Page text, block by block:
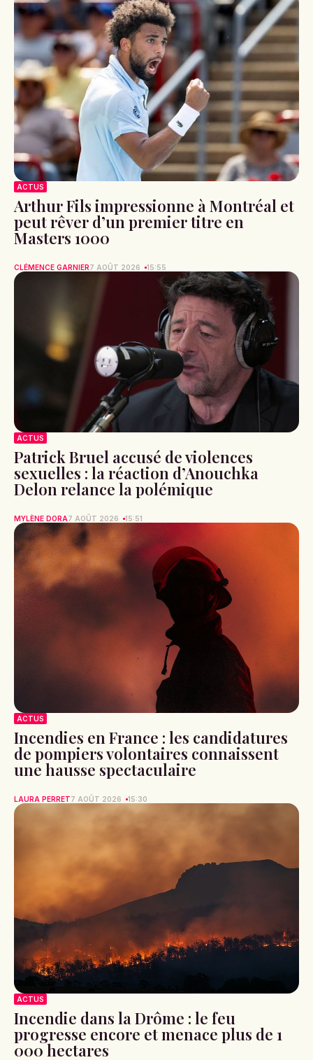
ACTUS
Arthur Fils impressionne à Montréal et
peut rêver d’un premier titre en
Masters 1000
CLÉMENCE GARNIER7 AOÛT 2026 15:55
ACTUS
Patrick Bruel accusé de violences
sexuelles : la réaction d’Anouchka
Delon relance la polémique
MYLÈNE DORA7 AOÛT 2026 15:51
ACTUS
Incendies en France : les candidatures
de pompiers volontaires connaissent
une hausse spectaculaire
LAURA PERRET7 AOÛT 2026 15:30
ACTUS
Incendie dans la Drôme : le feu
progresse encore et menace plus de 1
000 hectares